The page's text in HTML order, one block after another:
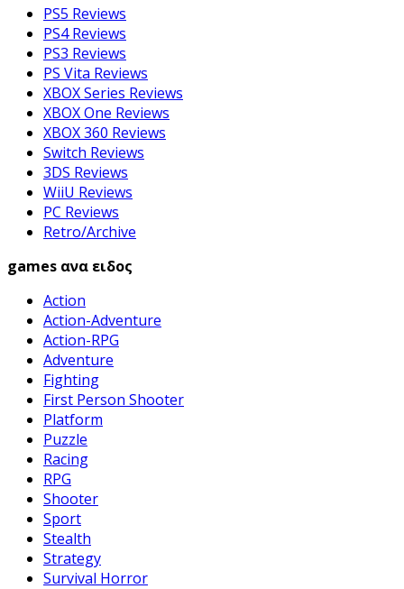
PS5 Reviews
PS4 Reviews
PS3 Reviews
PS Vita Reviews
XBOX Series Reviews
XBOX One Reviews
XBOX 360 Reviews
Switch Reviews
3DS Reviews
WiiU Reviews
PC Reviews
Retro/Archive
games ανα ειδος
Action
Action-Adventure
Action-RPG
Adventure
Fighting
First Person Shooter
Platform
Puzzle
Racing
RPG
Shooter
Sport
Stealth
Strategy
Survival Horror